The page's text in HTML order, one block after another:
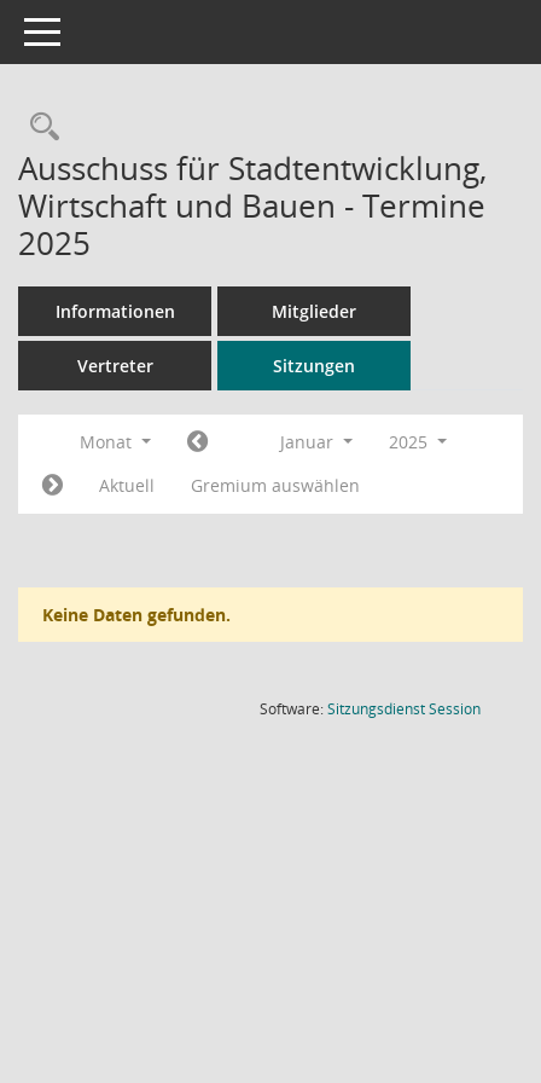
Toggle navigation
Rechercheauswahl
Ausschuss für Stadtentwicklung,
Wirtschaft und Bauen - Termine
2025
Informationen Mitglieder
Vertreter Sitzungen
Monat Januar
2025
Aktuell
Gremium auswählen
Keine Daten gefunden.
Software:SitzungsdienstSession(Wird in